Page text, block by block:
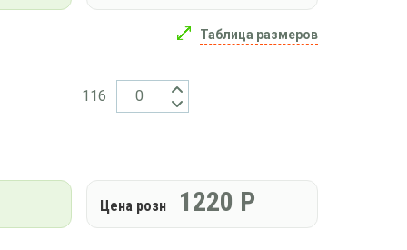
Таблица размеров
116
Цена розн 1220 Р